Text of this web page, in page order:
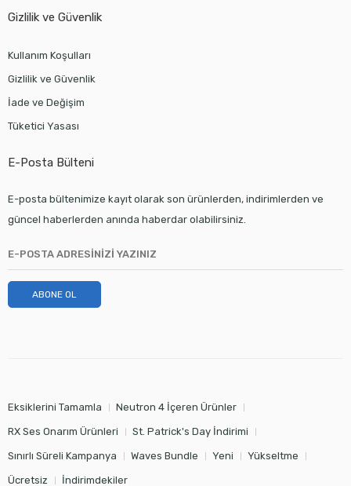
Gizlilik ve Güvenlik
Kullanım Koşulları
Gizlilik ve Güvenlik
İade ve Değişim
Tüketici Yasası
E-Posta Bülteni
E-posta bültenimize kayıt olarak son ürünlerden, indirimlerden ve
güncel haberlerden anında haberdar olabilirsiniz.
ABONE OL
Eksiklerini Tamamla Neutron 4 İçeren Ürünler
RX Ses Onarım Ürünleri St. Patrick's Day İndirimi
Sınırlı Süreli Kampanya Waves Bundle Yeni Yükseltme
Ücretsiz İndirimdekiler